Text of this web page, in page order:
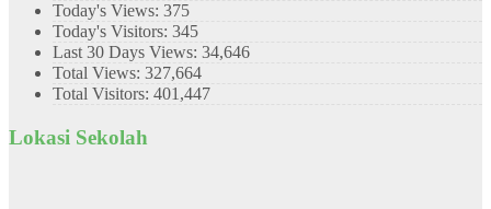
Today's Views: 375
Today's Visitors: 345
Last 30 Days Views: 34,646
Total Views: 327,664
Total Visitors: 401,447
Lokasi Sekolah